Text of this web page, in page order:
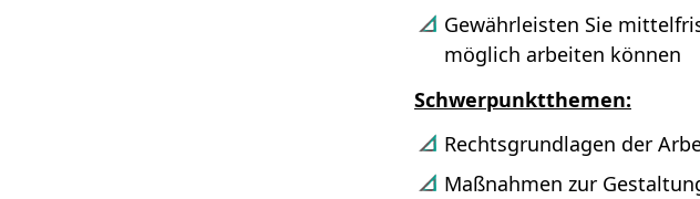
Gewährleisten Sie
möglich arbeiten können
Schwerpunktthemen:
Rechtsgrundlagen der
Maßnahmen zur